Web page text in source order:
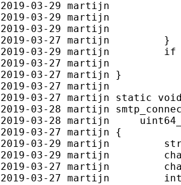
2019-03-29 martijn
2019-03-29 martijn
2019-03-29 martijn
2019-03-27 martijn
2019-03-29 martijn
2019-03-27 martijn
2019-03-27 martijn
2019-03-27 martijn
2019-03-27 martijn
2019-03-28 martijn
2019-03-28 martijn
2019-03-27 martijn
2019-03-29 martijn
2019-03-29 martijn
2019-03-27 martijn
2019-03-27 martijn